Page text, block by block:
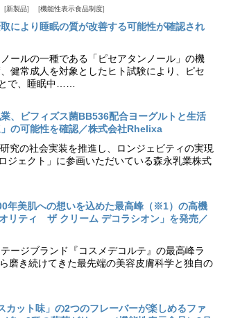
新製品 機能性表示食品制度
により睡眠の質が改善する可能性が確認され
ールの一種である「ピセアタンノール」の機
健常成人を対象としたヒト試験により、ピセ
で、睡眠中……
、ビフィズス菌BB536配合ヨーグルトと生活
の可能性を確認／株式会社Rhelixa
究の社会実装を推進し、ロンジェビティの実現
ジェクト」に参画いただいている森永乳業株式
年美肌への想いを込めた最高峰（※1）の高機
リティ ザ クリーム デコラシオン」を発売／
ージブランド『コスメデコルテ』の最高峰ラ
磨き続けてきた最先端の美容皮膚科学と独自の
カット味」の2つのフレーバーが楽しめるファ